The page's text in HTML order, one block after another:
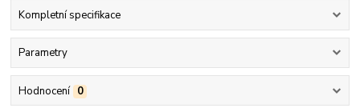
Kompletní specifikace
Parametry
Hodnocení 0